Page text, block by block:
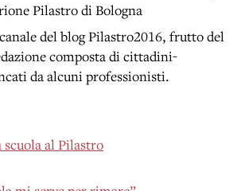
Pilastro di Bologna
del blog Pilastro2016, frutto del
composta di cittadini-
da alcuni professionisti.
scuola al Pilastro